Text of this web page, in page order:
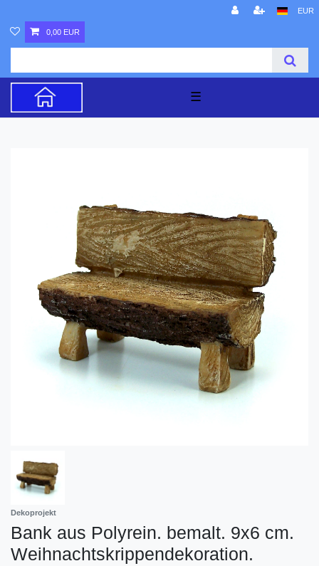
EUR
0,00 EUR
☰
Dekoprojekt
Bank aus Polyrein. bemalt. 9x6 cm.
Weihnachtskrippendekoration.